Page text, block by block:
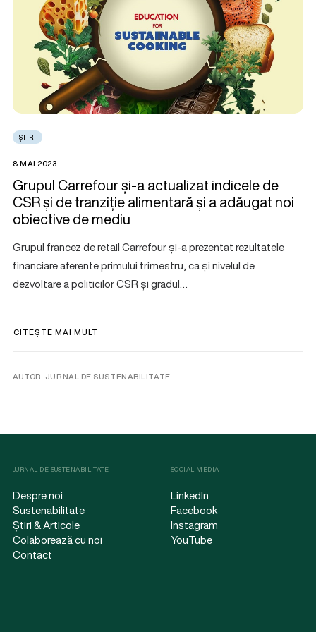
ȘTIRI
8 MAI 2023
Grupul Carrefour și-a actualizat indicele de
CSR și de tranziție alimentară și a adăugat noi
obiective de mediu
Grupul francez de retail Carrefour și-a prezentat rezultatele
financiare aferente primului trimestru, ca și nivelul de
dezvoltare a politicilor CSR și gradul…
CITEȘTE MAI MULT
AUTOR. JURNAL DE SUSTENABILITATE
JURNAL DE SUSTENABILITATE
Despre noi
Sustenabilitate
Știri & Articole
Colaborează cu noi
Contact
SOCIAL MEDIA
LinkedIn
Facebook
Instagram
YouTube